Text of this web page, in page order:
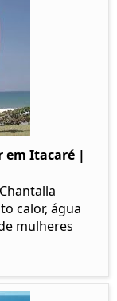
em Itacaré |
calor, água
mulheres